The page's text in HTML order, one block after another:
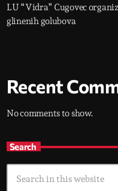
LU “Vidra” Cugovec
glinenih golubova
Recent
No comments to show.
Search